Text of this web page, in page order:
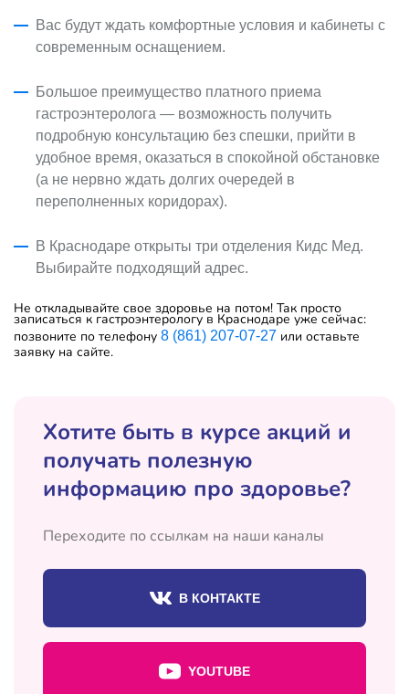
Вас будут ждать комфортные условия и кабинеты с
современным оснащением.
Большое преимущество платного приема
гастроэнтеролога — возможность получить
подробную консультацию без спешки, прийти в
удобное время, оказаться в спокойной обстановке
(а не нервно ждать долгих очередей в
переполненных коридорах).
В Краснодаре открыты три отделения Кидс Мед.
Выбирайте подходящий адрес.
Не откладывайте свое здоровье на потом! Так просто
записаться к гастроэнтерологу в Краснодаре уже сейчас:
позвоните по телефону 8 (861) 207-07-27 или оставьте
заявку на сайте.
Хотите быть в курсе акций и
получать полезную
информацию про здоровье?
Переходите по ссылкам на наши каналы
В КОНТАКТЕ
YOUTUBE